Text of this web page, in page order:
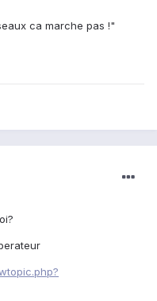
ca marche pas !"